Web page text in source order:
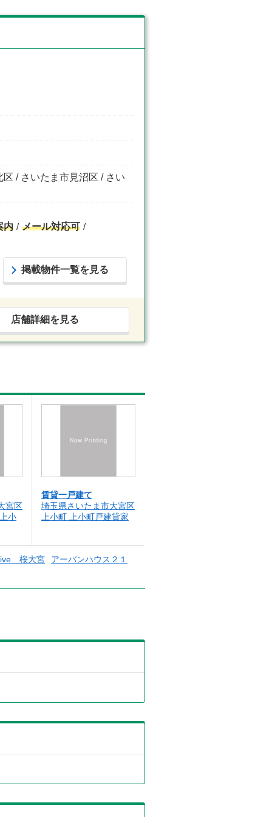
/ さいたま市見沼区 / さい
内 メール対応可
掲載物件一覧を見る
店舗詳細を見る
宮区
小
賃貸一戸建て
埼玉県さいたま市大宮区
上小町 上小町戸建貸家
桜大宮 アーバンハウス２１